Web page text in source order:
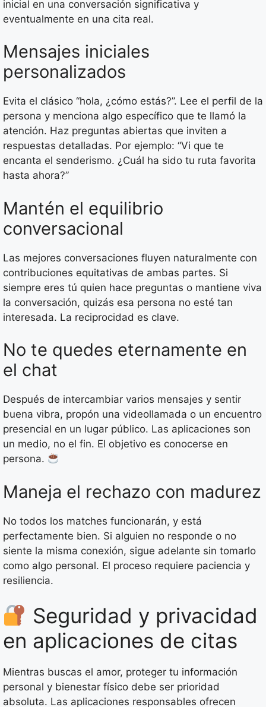
inicial en una conversación significativa y
eventualmente en una cita real.
Mensajes iniciales
personalizados
Evita el clásico “hola, ¿cómo estás?”. Lee el perfil de la
persona y menciona algo específico que te llamó la
atención. Haz preguntas abiertas que inviten a
respuestas detalladas. Por ejemplo: “Vi que te
encanta el senderismo. ¿Cuál ha sido tu ruta favorita
hasta ahora?”
Mantén el equilibrio
conversacional
Las mejores conversaciones fluyen naturalmente con
contribuciones equitativas de ambas partes. Si
siempre eres tú quien hace preguntas o mantiene viva
la conversación, quizás esa persona no esté tan
interesada. La reciprocidad es clave.
No te quedes eternamente en
el chat
Después de intercambiar varios mensajes y sentir
buena vibra, propón una videollamada o un encuentro
presencial en un lugar público. Las aplicaciones son
un medio, no el fin. El objetivo es conocerse en
persona.
Maneja el rechazo con madurez
No todos los matches funcionarán, y está
perfectamente bien. Si alguien no responde o no
siente la misma conexión, sigue adelante sin tomarlo
como algo personal. El proceso requiere paciencia y
resiliencia.
Seguridad y privacidad
en aplicaciones de citas
Mientras buscas el amor, proteger tu información
personal y bienestar físico debe ser prioridad
absoluta. Las aplicaciones responsables ofrecen